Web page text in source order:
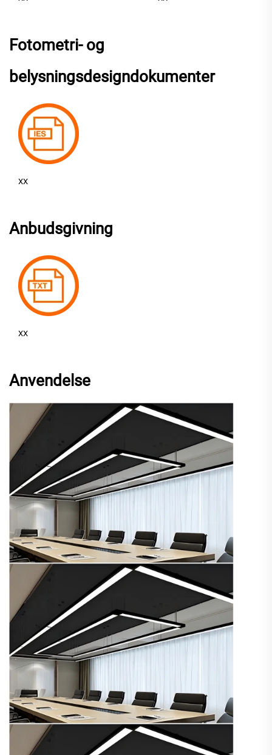
Fotometri- og
belysningsdesigndokumenter
XX
Anbudsgivning
XX
Anvendelse